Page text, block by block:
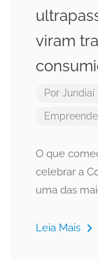
viram
Por
O que
celebrar a
uma das
Leia Mais